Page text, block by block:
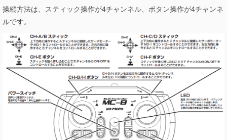
操縦方法は、スティック操作が4チャンネル、ボタン操作が4チャンネ
ルです。